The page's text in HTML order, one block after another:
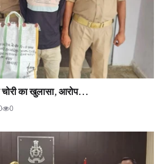
का खुलासा, आरोप...
0